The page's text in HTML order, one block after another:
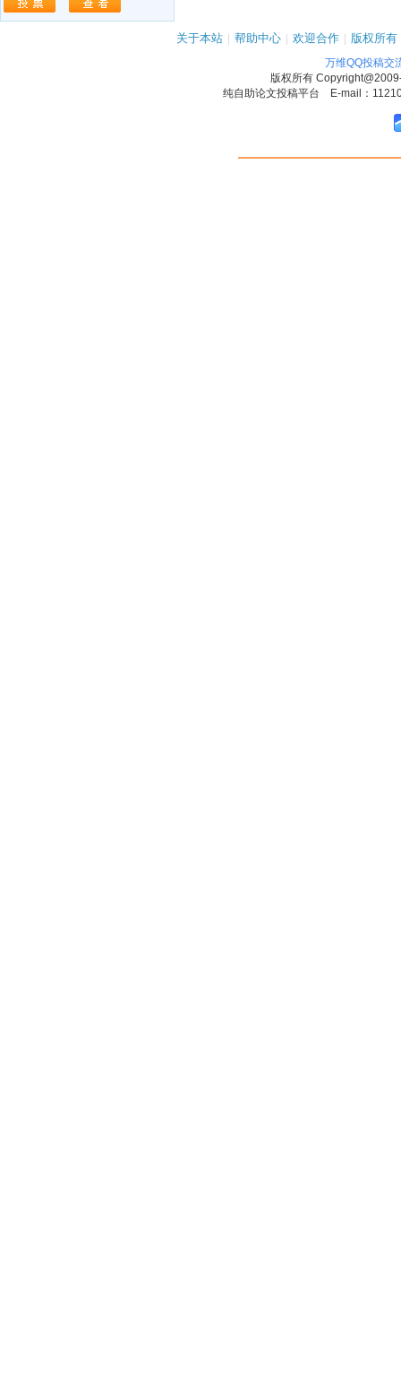
关于本站 | 帮助中心 | 欢迎合作 | 版权所有
万维QQ投稿交
版权所有
纯自助论文投稿平台 E-mail：